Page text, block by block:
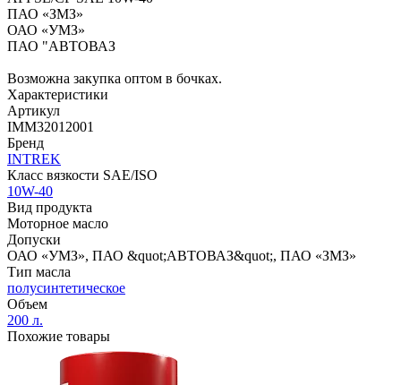
ПАО «ЗМЗ»
ОАО «УМЗ»
ПАО "АВТОВАЗ
Возможна закупка оптом в бочках.
Характеристики
Артикул
IMM32012001
Бренд
INTREK
Класс вязкости SAE/ISO
10W-40
Вид продукта
Моторное масло
Допуски
ОАО «УМЗ», ПАО &quot;АВТОВАЗ&quot;, ПАО «ЗМЗ»
Тип масла
полусинтетическое
Объем
200 л.
Похожие товары